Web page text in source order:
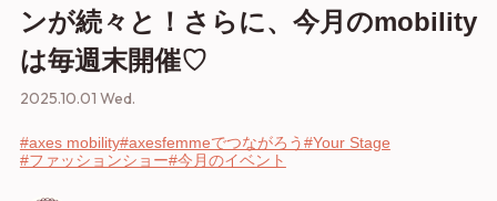
ンが続々と！さらに、今月のmobility
は毎週末開催♡
2025.10.01 Wed.
#axes mobility#axesfemmeでつながろう#Your Stage
#ファッションショー#今月のイベント